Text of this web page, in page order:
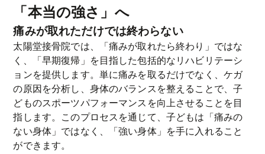
「本当の強さ」へ
痛みが取れただけでは終わらない
太陽堂接骨院では、「痛みが取れたら終わり」ではな
く、「早期復帰」を目指した包括的なリハビリテーシ
ョンを提供します。単に痛みを取るだけでなく、ケガ
の原因を分析し、身体のバランスを整えることで、子
どものスポーツパフォーマンスを向上させることを目
指します。このプロセスを通じて、子どもは「痛みの
ない身体」ではなく、「強い身体」を手に入れること
ができます。